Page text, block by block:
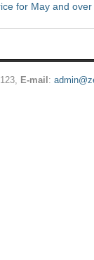
for May and
, E-mail :